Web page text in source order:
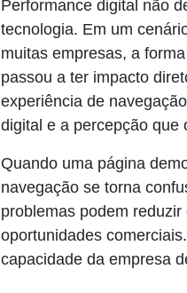
Performance digital não
tecnologia. Em um
muitas empresas, a
passou a ter impacto
experiência de
digital e a percepção que
Quando uma página
navegação se torna
problemas podem
oportunidades
capacidade da empresa